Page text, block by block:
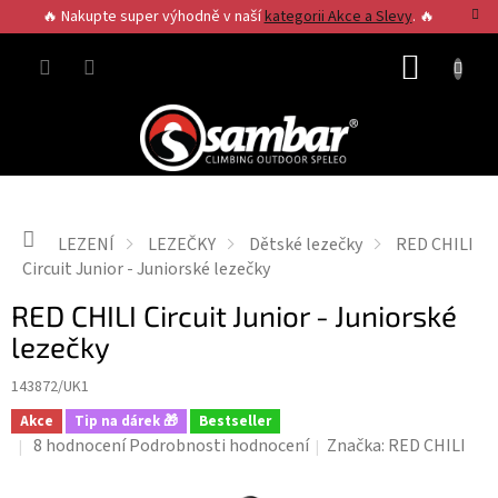
na
obsah
🔥 Nakupte super výhodně v našíkategorii Akce a Slevy. 🔥
Domů
LEZENÍ LEZEČKY Dětské lezečky
RED CHILI
Circuit Junior - Juniorské lezečky
RED CHILI Circuit Junior - Juniorské
lezečky
143872/UK1
Akce Tip na dárek 🎁 Bestseller
Průměrné
8 hodnocení Podrobnosti hodnocení Značka: RED CHILI